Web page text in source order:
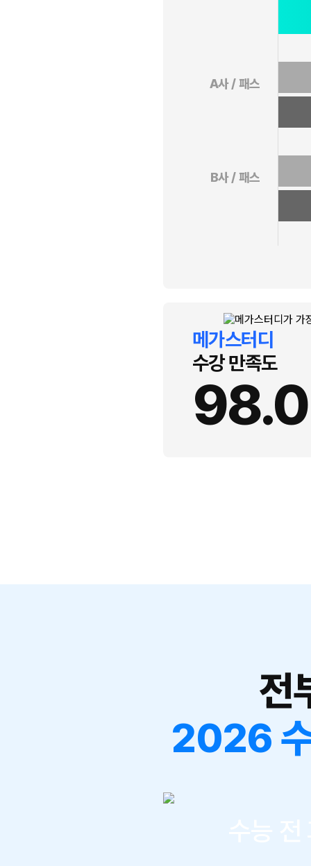
A사 / 패스
B사 / 패스
메가스터디
수강 만족도
98.0
전
2026 수